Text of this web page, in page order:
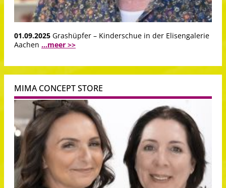
01.09.2025 Grashüpfer – Kinderschue in der Elisengalerie
Aachen ...meer >>
MIMA CONCEPT STORE